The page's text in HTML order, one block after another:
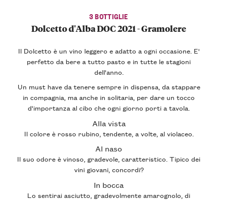
3 BOTTIGLIE
Dolcetto d'Alba DOC 2021 - Gramolere
Il Dolcetto è un vino leggero e adatto a ogni occasione. E'
perfettoda bere a tutto pasto e in tutte le stagioni
dell'anno.
Un must haveda tenere sempre in dispensa, da stappare
in compagnia, ma anche in solitaria, per dare un tocco
d'importanza al cibo che ogni giorno porti a tavola.
Alla vista
Il colore è rosso rubino, tendente, a volte, al violaceo.
Al naso
Il suo odore è vinoso, gradevole, caratteristico. Tipico dei
vini giovani, concordi?
In bocca
Lo sentirai asciutto, gradevolmente amarognolo, di